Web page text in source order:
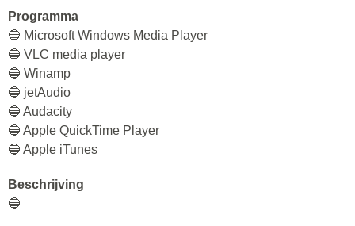
Programma
🔵 Microsoft Windows Media Player
🔵 VLC media player
🔵 Winamp
🔵 jetAudio
🔵 Audacity
🔵 Apple QuickTime Player
🔵 Apple iTunes
Beschrijving
🔵